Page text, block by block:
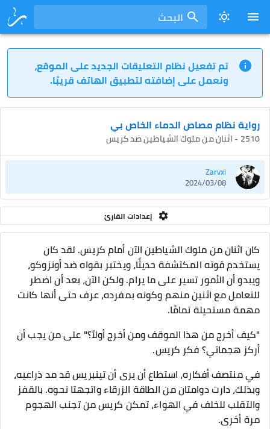
البحث
تم تفعيل نظام التعليقات الجديد على الموقع،
ونعمل على إضافته لتطبيق الهاتف قريبًا.
رواية نظام مصاص الدماء الخاص بي
2510 - اثنان من ملوك الشياطين ضد كريس
Zarvxi
2024/03/08
إعدادات القارئ
كان اثنان من ملوك الشياطين الآن أمام كريس. لقد كان
يستخدم قوته المكتشفة حديثًا، ويختبر بقواه ضد أونزوكو،
ويبدو أن الأمور تسير على ما يرام. ولكن الآن، بعد أن اضطر
للتعامل مع اثنين منهم وكونه بمفرده، عرف حتى أنها كانت
مهمة مستحيلة تمامًا.
"كيف أخرج من هذا الموقف ومن أخرج أولاً؟" على من يجب أن
أركز هجماتي؟ فكر كريس.
في منتصف أفكاره، استطاع أن يرى أن تينبريس قد مد ذراعيه،
وبذلك، دارت دوامتان من الطاقة الزرقاء واتجهتا نحوه. بالقفز
والتقلب للخلف في الهواء، تمكن كريس من تجنب الهجوم
مرة أخرى.